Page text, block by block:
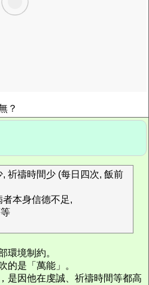
？
祈禱時間少 (每日四次, 飯前
本身信德不足,
環境制約。
是「萬能」。
是因他在虔誠、祈禱時間等都高